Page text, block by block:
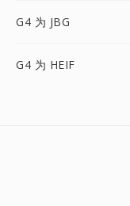
G4 为 JBG
G4 为 HEIF